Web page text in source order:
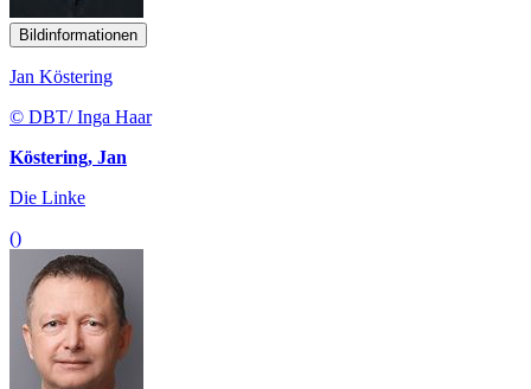
Bildinformationen
Jan Köstering
© DBT/ Inga Haar
Köstering, Jan
Die Linke
()